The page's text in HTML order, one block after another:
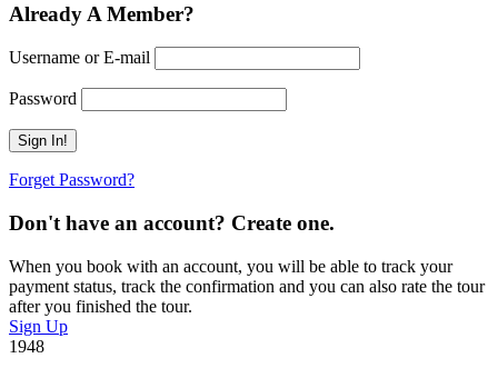
Already A Member?
Username or E-mail
Password
Forget Password?
Don't have an account? Create one.
When you book with an account, you will be able to track your
payment status, track the confirmation and you can also rate the tour
after you finished the tour.
Sign Up
1948